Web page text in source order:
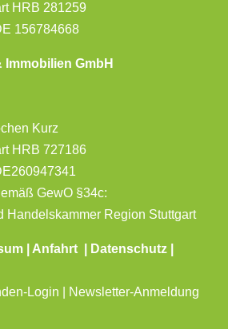
HRB 281259
156784668
Immobilien GmbH
Kurz
HRB 727186
GewO §34c:
Handelskammer Region Stuttgart
Anfahrt Datenschutz|
Login | Newsletter-Anmeldung